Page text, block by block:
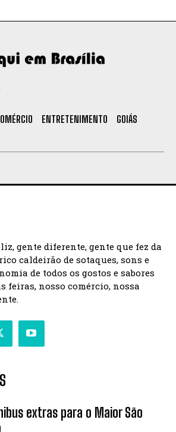
ENTRETENIMENTO
GOIÁS
gente diferente, gente que fez da
caldeirão de sotaques, sons e
de todos os gostos e sabores
feiras, nosso comércio, nossa
extras para o Maior São